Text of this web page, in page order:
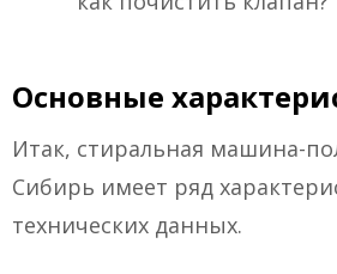
Основные
Итак, стиральная машина-
Сибирь имеет ряд
технических данных.